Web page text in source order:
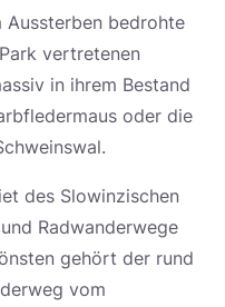
bedrohte
vertretenen
in ihrem Bestand
oder die
des Slowinzischen
Radwanderwege
gehört der rund
vom